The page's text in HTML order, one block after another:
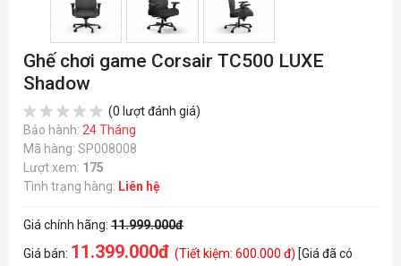
Ghế chơi game Corsair TC500 LUXE
Shadow
(0 lượt đánh giá)
Bảo hành: 24 Tháng
Mã hàng: SP008008
Lượt xem: 175
Tình trạng hàng: Liên hệ
Giá chính hãng: 11.999.000đ
Giá bán: 11.399.000đ (Tiết kiệm: 600.000 đ) [Giá đã có